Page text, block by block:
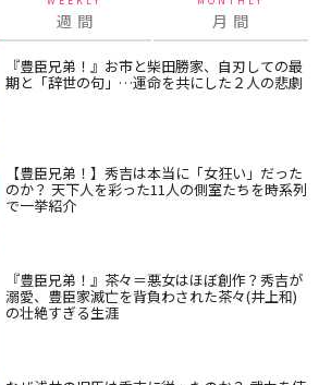
週 間 月 間
『豊臣兄弟！』お市と柴田勝家、自刃しての最
期と「辞世の句」…運命を共にした２人の悲劇
【豊臣兄弟！】秀吉は本当に「女狂い」だった
のか？ 天下人を彩った11人の側室たちを時系列
で一挙紹介
『豊臣兄弟！』茶々＝悪女はほぼ創作？秀吉が
溺愛、豊臣家滅亡を背負わされた茶々(井上和)
の壮絶すぎる生涯